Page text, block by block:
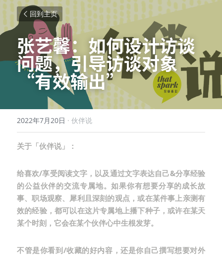
回到主页
张艺馨：如何设计访谈
问题，引导访谈对象
“有效输出”
2022年7月20日 · 伙伴说
关于「伙伴说」：
给喜欢/享受阅读文字，以及通过文字表达自己&分享经验
的公益伙伴的交流专属地。如果你有想要分享的成长故
事、职场观察、犀利且深刻的观点，或在某件事上亲测有
效的经验，都可以在这片专属地上播下种子，或许在某天
某个时刻，它会在某个伙伴心中生根发芽。
不管是你看到/收藏的好内容，还是你自己撰写想要对外